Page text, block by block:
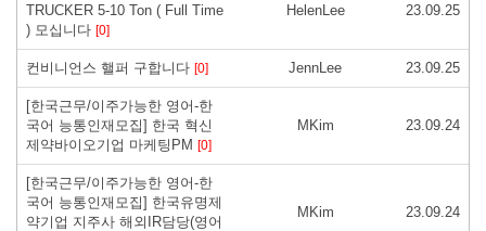
TRUCKER 5-10 Ton ( Full Time
) 모십니다 [0]
HelenLee 23.09.25
컨비니언스 핼퍼 구합니다 [0] JennLee 23.09.25
[한국근무/이주가능한 영어-한
국어 능통인재모집] 한국 혁신
제약바이오기업 마케팅PM [0]
MKim 23.09.24
[한국근무/이주가능한 영어-한
국어 능통인재모집] 한국유명제
약기업 지주사 해외IR담당(영어
MKim 23.09.24